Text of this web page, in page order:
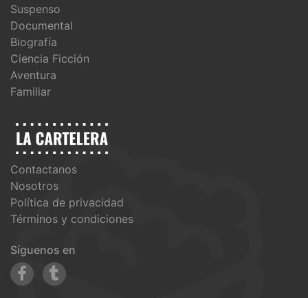
Suspenso
Documental
Biografía
Ciencia Ficción
Aventura
Familiar
Contactanos
Nosotros
Política de privacidad
Términos y condiciones
Síguenos en